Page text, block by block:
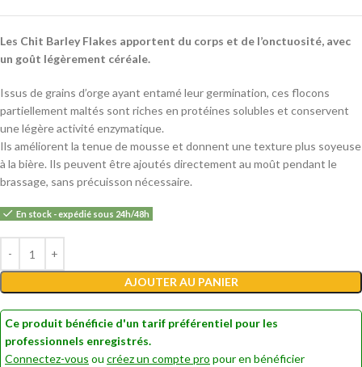
Les Chit Barley Flakes apportent du corps et de l’onctuosité, avec
un goût légèrement céréale.
Issus de grains d’orge ayant entamé leur germination, ces flocons
partiellement maltés sont riches en protéines solubles et conservent
une légère activité enzymatique.
Ils améliorent la tenue de mousse et donnent une texture plus soyeuse
à la bière. Ils peuvent être ajoutés directement au moût pendant le
brassage, sans précuisson nécessaire.
En stock - expédié sous 24h/48h
AJOUTER AU PANIER
Ce produit bénéficie d'un tarif préférentiel pour les
professionnels enregistrés.
Connectez-vous ou créez un compte pro pour en bénéficier